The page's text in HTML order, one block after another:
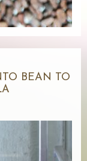
BEAN TO